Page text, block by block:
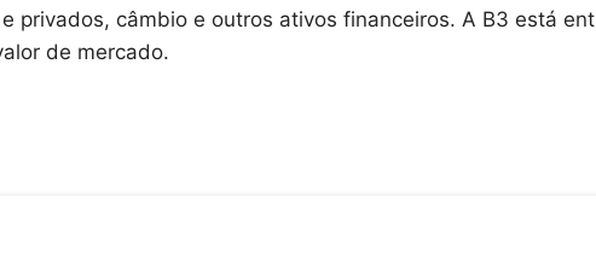
privados, câmbio e outros ativos financeiros. A B3 está
de mercado.